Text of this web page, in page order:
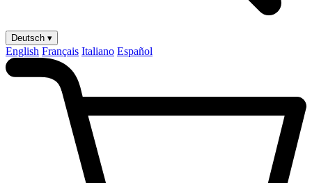
Deutsch ▾
English Français Italiano Español